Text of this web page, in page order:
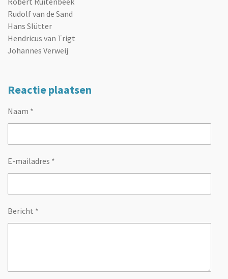
Rudolf van de Sand
Hans Slütter
Hendricus van Trigt
Johannes Verweij
Reactie plaatsen
Naam *
E-mailadres *
Bericht *